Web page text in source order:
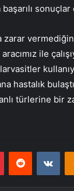
zarar
ile
hastalık
türlerine bir
PinterestReddit